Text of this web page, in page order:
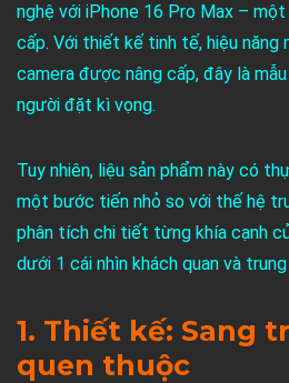
nghệ với iPhone 16 Pro Max –
cấp. Với thiết kế tinh tế, hiệu năng
camera được nâng cấp, đây là
người đặt kì vọng.
Tuy nhiên, liệu sản phẩm này có
một bước tiến nhỏ so với thế hệ
phân tích chi tiết từng khía cạnh
dưới 1 cái nhìn khách quan và
1. Thiết kế: Sang
quen thuộc